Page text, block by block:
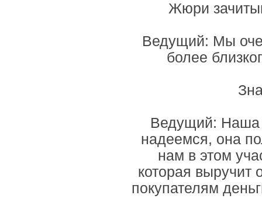
Жюри
Ведущий: Мы
более
Ведущий: Наша
надеемся, она
нам в этом
которая выручит
покупателям